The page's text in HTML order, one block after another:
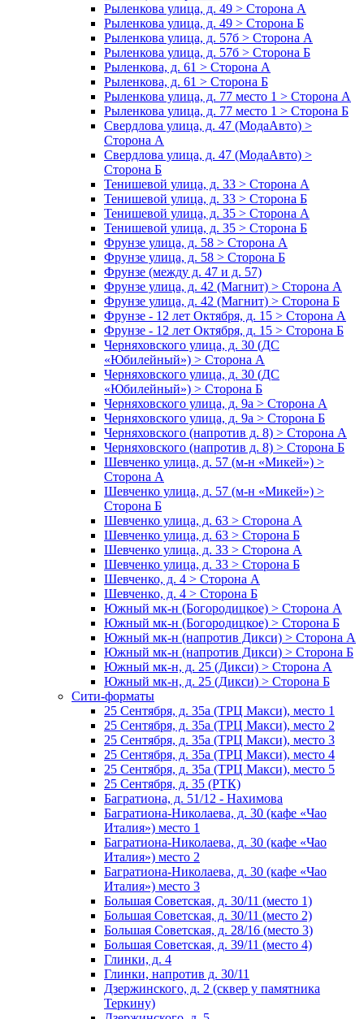
Рыленкова улица, д. 49 > Сторона А
Рыленкова улица, д. 49 > Сторона Б
Рыленкова улица, д. 57б > Сторона А
Рыленкова улица, д. 57б > Сторона Б
Рыленкова, д. 61 > Сторона А
Рыленкова, д. 61 > Сторона Б
Рыленкова улица, д. 77 место 1 > Сторона А
Рыленкова улица, д. 77 место 1 > Сторона Б
Свердлова улица, д. 47 (МодаАвто) >
Сторона А
Свердлова улица, д. 47 (МодаАвто) >
Сторона Б
Тенишевой улица, д. 33 > Сторона А
Тенишевой улица, д. 33 > Сторона Б
Тенишевой улица, д. 35 > Сторона А
Тенишевой улица, д. 35 > Сторона Б
Фрунзе улица, д. 58 > Сторона А
Фрунзе улица, д. 58 > Сторона Б
Фрунзе (между д. 47 и д. 57)
Фрунзе улица, д. 42 (Магнит) > Сторона А
Фрунзе улица, д. 42 (Магнит) > Сторона Б
Фрунзе - 12 лет Октября, д. 15 > Сторона А
Фрунзе - 12 лет Октября, д. 15 > Сторона Б
Черняховского улица, д. 30 (ДС
«Юбилейный») > Сторона А
Черняховского улица, д. 30 (ДС
«Юбилейный») > Сторона Б
Черняховского улица, д. 9а > Сторона А
Черняховского улица, д. 9а > Сторона Б
Черняховского (напротив д. 8) > Сторона А
Черняховского (напротив д. 8) > Сторона Б
Шевченко улица, д. 57 (м-н «Микей») >
Сторона А
Шевченко улица, д. 57 (м-н «Микей») >
Сторона Б
Шевченко улица, д. 63 > Сторона А
Шевченко улица, д. 63 > Сторона Б
Шевченко улица, д. 33 > Сторона А
Шевченко улица, д. 33 > Сторона Б
Шевченко, д. 4 > Сторона А
Шевченко, д. 4 > Сторона Б
Южный мк-н (Богородицкое) > Сторона А
Южный мк-н (Богородицкое) > Сторона Б
Южный мк-н (напротив Дикси) > Сторона А
Южный мк-н (напротив Дикси) > Сторона Б
Южный мк-н, д. 25 (Дикси) > Сторона А
Южный мк-н, д. 25 (Дикси) > Сторона Б
Сити-форматы
25 Сентября, д. 35а (ТРЦ Макси), место 1
25 Сентября, д. 35а (ТРЦ Макси), место 2
25 Сентября, д. 35а (ТРЦ Макси), место 3
25 Сентября, д. 35а (ТРЦ Макси), место 4
25 Сентября, д. 35а (ТРЦ Макси), место 5
25 Сентября, д. 35 (РТК)
Багратиона, д. 51/12 - Нахимова
Багратиона-Николаева, д. 30 (кафе «Чао
Италия») место 1
Багратиона-Николаева, д. 30 (кафе «Чао
Италия») место 2
Багратиона-Николаева, д. 30 (кафе «Чао
Италия») место 3
Большая Советская, д. 30/11 (место 1)
Большая Советская, д. 30/11 (место 2)
Большая Советская, д. 28/16 (место 3)
Большая Советская, д. 39/11 (место 4)
Глинки, д. 4
Глинки, напротив д. 30/11
Дзержинского, д. 2 (сквер у памятника
Теркину)